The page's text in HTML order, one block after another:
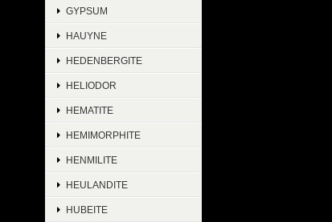
GYPSUM
HAUYNE
HEDENBERGITE
HELIODOR
HEMATITE
HEMIMORPHITE
HENMILITE
HEULANDITE
HUBEITE